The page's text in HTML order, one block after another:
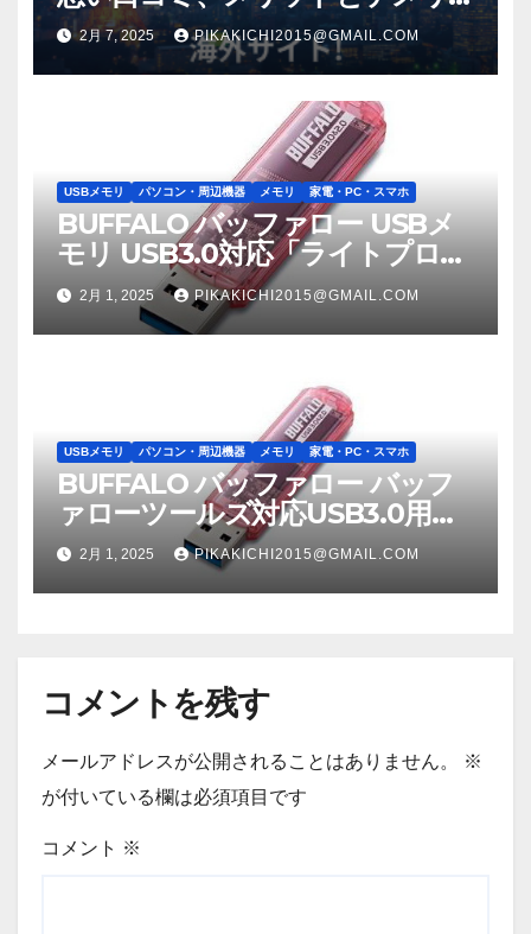
ット!! 【徹底解説】
2月 7, 2025 PIKAKICHI2015@GMAIL.COM
USBメモリ パソコン・周辺機器 メモリ 家電・PC・スマホ
BUFFALO バッファロー USBメ
モリ USB3.0対応「ライトプロテ
クト機能」搭載モデル RUF3-
C8GA-PK
2月 1, 2025 PIKAKICHI2015@GMAIL.COM
USBメモリ パソコン・周辺機器 メモリ 家電・PC・スマホ
BUFFALO バッファロー バッフ
ァローツールズ対応USB3.0用
USBメモリースタンダードモデ
ル 64GB ピンクモデル RUF3-
C64GA-PK RUF3C64GAPK
2月 1, 2025 PIKAKICHI2015@GMAIL.COM
コメントを残す
メールアドレスが公開されることはありません。
※
が付いている欄は必須項目です
コメント ※